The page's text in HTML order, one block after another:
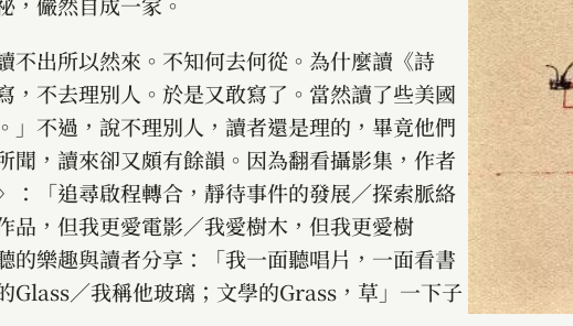
不出所以然來。不知何去何從。為什麼讀《詩
不去理別人。於是又敢寫了。當然讀了些美國
不過，說不理別人，讀者還是理的，畢竟他們
，讀來卻又頗有餘韻。因為翻看攝影集，作者
「追尋啟程轉合，靜待事件的發展／探索脈絡
品，但我更愛電影／我愛樹木，但我更愛樹
樂趣與讀者分享：「我一面聽唱片，一面看書
Glass／我稱他玻璃；文學的Grass，草」一下子